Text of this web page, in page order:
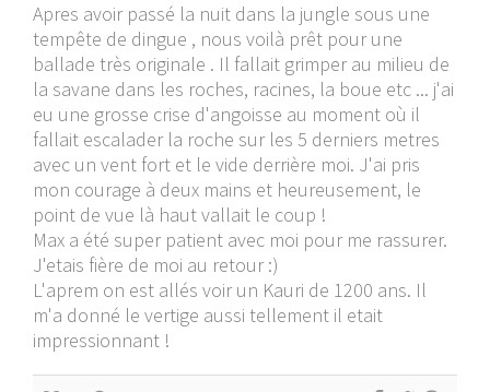
Apres avoir passé la nuit dans la jungle sous une
tempête de dingue , nous voilà prêt pour une
ballade très originale . Il fallait grimper au milieu de
la savane dans les roches, racines, la boue etc ... j'ai
eu une grosse crise d'angoisse au moment où il
fallait escalader la roche sur les 5 derniers metres
avec un vent fort et le vide derrière moi. J'ai pris
mon courage à deux mains et heureusement, le
point de vue là haut vallait le coup !
Max a été super patient avec moi pour me rassurer.
J'etais fière de moi au retour :)
L'aprem on est allés voir un Kauri de 1200 ans. Il
m'a donné le vertige aussi tellement il etait
impressionnant !